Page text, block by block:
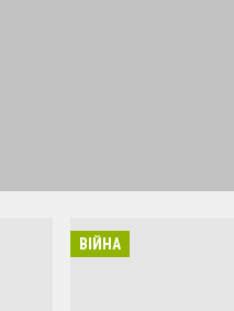
Украинское
разрешить
ВІЙНА